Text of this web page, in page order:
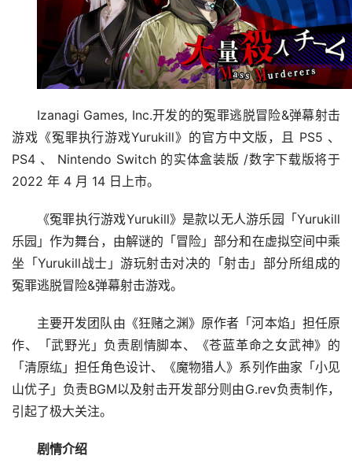
Izanagi Games, Inc.开发的的冤罪逃脱冒险&弹幕射击
游戏《冤罪执行游戏Yurukill》的官方中文版，且 PS5 、
PS4 、 Nintendo Switch 的实体盒装版 /数字下载版将于
2022 年 4 月 14 日上市。
《冤罪执行游戏Yurukill》是款以无人游乐园「Yurukill
乐园」作为舞台，由解谜的「冒险」部分和在虚拟空间中乘
坐「Yurukill战士」游玩射击对决的「射击」部分所组成的
冤罪逃脱冒险&弹幕射击游戏。
主要开发团队由《狂赌之渊》原作者「河本焰」担任原
作、「武野光」负责剧情脚本、《苍蓝革命之女武神》的
「清原纮」担任角色设计、《魔物猎人》系列作曲家「小见
山优子」负责BGM以及射击开发部分则由G.rev负责制作，
引起了极大关注。
剧情介绍